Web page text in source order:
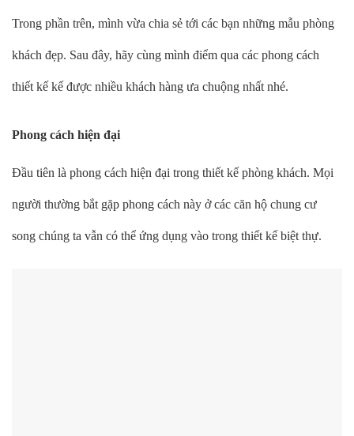
Trong phần trên, mình vừa chia sẻ tới các bạn những mẫu phòng
khách đẹp. Sau đây, hãy cùng mình điểm qua các phong cách
thiết kế kế được nhiều khách hàng ưa chuộng nhất nhé.
Phong cách hiện đại
Đầu tiên là phong cách hiện đại trong thiết kế phòng khách. Mọi
người thường bắt gặp phong cách này ở các căn hộ chung cư
song chúng ta vẫn có thể ứng dụng vào trong thiết kế biệt thự.